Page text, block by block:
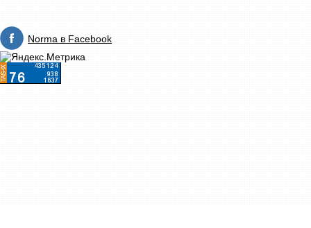
Norma в Facebook